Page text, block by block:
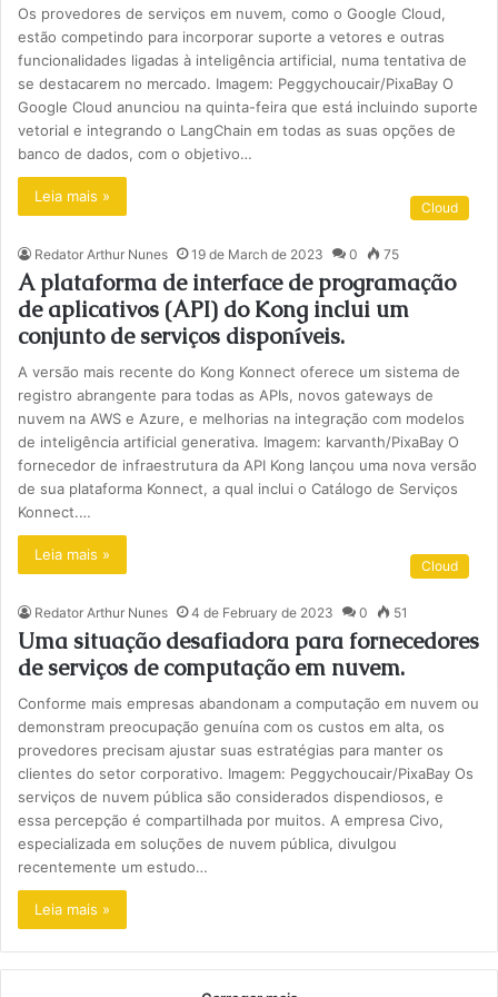
Os provedores de serviços em nuvem, como o Google Cloud,
estão competindo para incorporar suporte a vetores e outras
funcionalidades ligadas à inteligência artificial, numa tentativa de
se destacarem no mercado. Imagem: Peggychoucair/PixaBay O
Google Cloud anunciou na quinta-feira que está incluindo suporte
vetorial e integrando o LangChain em todas as suas opções de
banco de dados, com o objetivo…
Leia mais »
Cloud
Redator Arthur Nunes 19 de March de 2023 0 75
A plataforma de interface de programação
de aplicativos (API) do Kong inclui um
conjunto de serviços disponíveis.
A versão mais recente do Kong Konnect oferece um sistema de
registro abrangente para todas as APIs, novos gateways de
nuvem na AWS e Azure, e melhorias na integração com modelos
de inteligência artificial generativa. Imagem: karvanth/PixaBay O
fornecedor de infraestrutura da API Kong lançou uma nova versão
de sua plataforma Konnect, a qual inclui o Catálogo de Serviços
Konnect.…
Leia mais »
Cloud
Redator Arthur Nunes 4 de February de 2023 0 51
Uma situação desafiadora para fornecedores
de serviços de computação em nuvem.
Conforme mais empresas abandonam a computação em nuvem ou
demonstram preocupação genuína com os custos em alta, os
provedores precisam ajustar suas estratégias para manter os
clientes do setor corporativo. Imagem: Peggychoucair/PixaBay Os
serviços de nuvem pública são considerados dispendiosos, e
essa percepção é compartilhada por muitos. A empresa Civo,
especializada em soluções de nuvem pública, divulgou
recentemente um estudo…
Leia mais »